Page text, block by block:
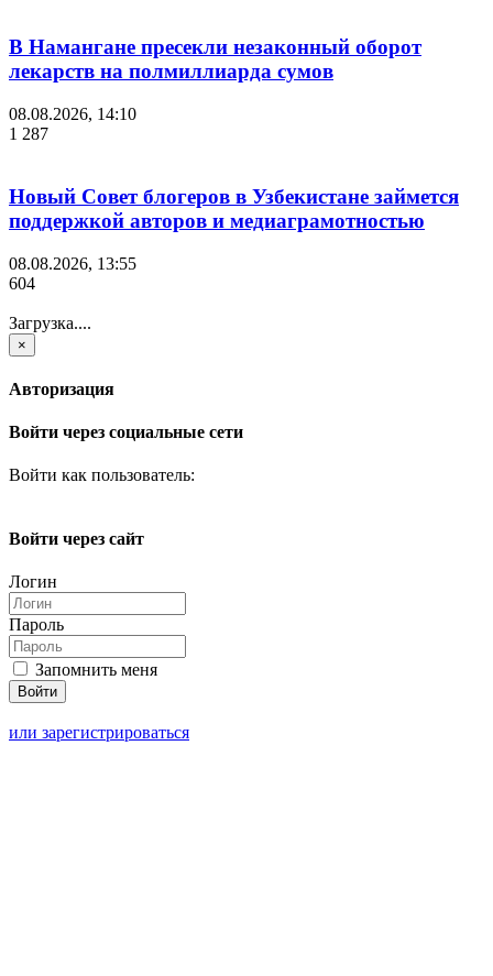
В Намангане пресекли незаконный оборот
лекарств на полмиллиарда сумов
08.08.2026, 14:10
1 287
Новый Совет блогеров в Узбекистане займется
поддержкой авторов и медиаграмотностью
08.08.2026, 13:55
604
Загрузка....
×
Авторизация
Войти через социальные сети
Войти как пользователь:
Войти через сайт
Логин
Пароль
Запомнить меня
или зарегистрироваться